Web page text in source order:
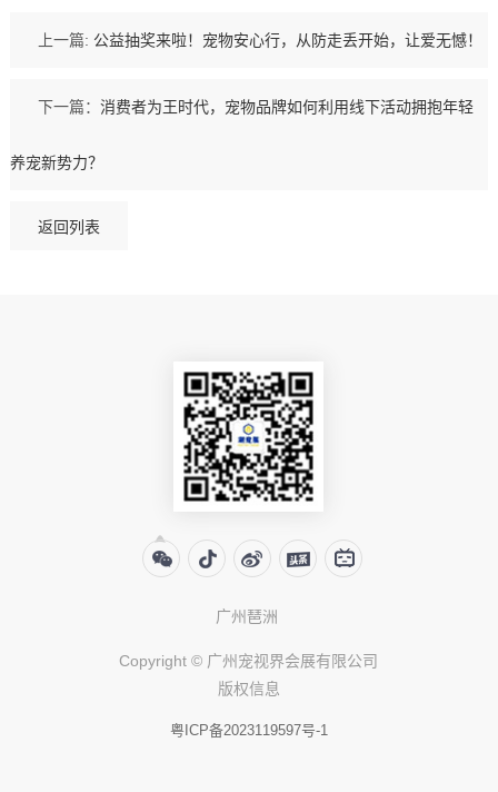
上一篇: 公益抽奖来啦！宠物安心行，从防走丢开始，让爱无憾！
下一篇： 消费者为王时代，宠物品牌如何利用线下活动拥抱年轻
养宠新势力？
返回列表
广州琶洲
Copyright © 广州宠视界会展有限公司
版权信息
粤ICP备2023119597号-1